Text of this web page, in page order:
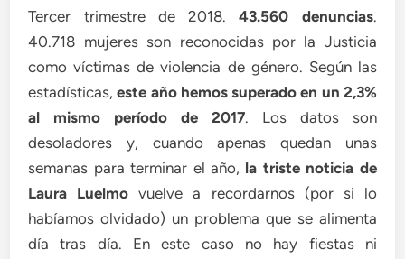
Tercer trimestre de 2018.43.560 denuncias.
40.718 mujeres son reconocidas por la Justicia
como víctimas de violencia de género. Según las
estadísticas,este año hemos superado en un 2,3%
al mismo período de 2017. Los datos son
desoladores y, cuando apenas quedan unas
semanas para terminar el año, la triste noticia de
Laura Luelmo vuelve a recordarnos (por si lo
habíamos olvidado) un problema que se alimenta
día tras día. En este caso no hay fiestas ni